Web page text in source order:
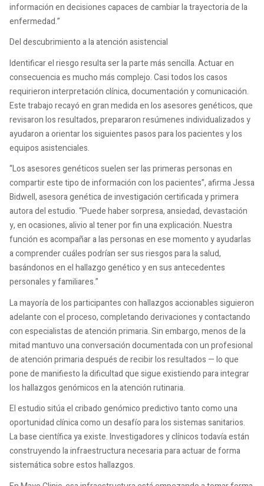
información en decisiones capaces de cambiar la trayectoria de la
enfermedad.”
Del descubrimiento a la atención asistencial
Identificar el riesgo resulta ser la parte más sencilla. Actuar en
consecuencia es mucho más complejo. Casi todos los casos
requirieron interpretación clínica, documentación y comunicación.
Este trabajo recayó en gran medida en los asesores genéticos, que
revisaron los resultados, prepararon resúmenes individualizados y
ayudaron a orientar los siguientes pasos para los pacientes y los
equipos asistenciales.
“Los asesores genéticos suelen ser las primeras personas en
compartir este tipo de información con los pacientes”, afirma Jessa
Bidwell, asesora genética de investigación certificada y primera
autora del estudio. “Puede haber sorpresa, ansiedad, devastación
y, en ocasiones, alivio al tener por fin una explicación. Nuestra
función es acompañar a las personas en ese momento y ayudarlas
a comprender cuáles podrían ser sus riesgos para la salud,
basándonos en el hallazgo genético y en sus antecedentes
personales y familiares.”
La mayoría de los participantes con hallazgos accionables siguieron
adelante con el proceso, completando derivaciones y contactando
con especialistas de atención primaria. Sin embargo, menos de la
mitad mantuvo una conversación documentada con un profesional
de atención primaria después de recibir los resultados — lo que
pone de manifiesto la dificultad que sigue existiendo para integrar
los hallazgos genómicos en la atención rutinaria.
El estudio sitúa el cribado genómico predictivo tanto como una
oportunidad clínica como un desafío para los sistemas sanitarios.
La base científica ya existe. Investigadores y clínicos todavía están
construyendo la infraestructura necesaria para actuar de forma
sistemática sobre estos hallazgos.